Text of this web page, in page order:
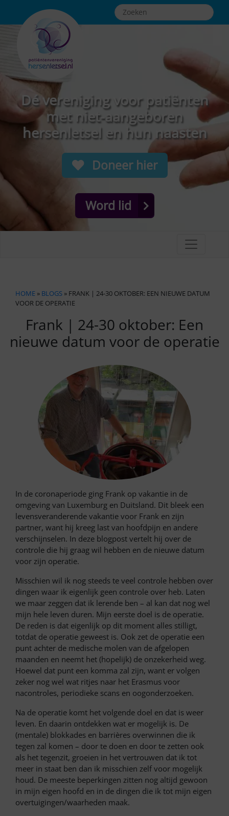
Dé vereniging voor patiënten
met niet-aangeboren
hersenletsel en hun naasten
Doneer hier
Word lid
HOME » BLOGS » FRANK | 24-30 OKTOBER: EEN NIEUWE DATUM
VOOR DE OPERATIE
Frank | 24-30 oktober: Een
nieuwe datum voor de operatie
In de coronaperiode ging Frank op vakantie in de
omgeving van Luxemburg en Duitsland. Dit bleek een
levensveranderende vakantie voor Frank en zijn
partner, want hij kreeg last van hoofdpijn en andere
verschijnselen. In deze blogpost vertelt hij over de
controle die hij graag wil hebben en de nieuwe datum
voor zijn operatie.
Misschien wil ik nog steeds te veel controle hebben over
dingen waar ik eigenlijk geen controle over heb. Laten
we maar zeggen dat ik lerende ben – al kan dat nog wel
mijn hele leven duren. Mijn eerste doel is de operatie.
De reden is dat eigenlijk op dit moment alles stilligt,
totdat de operatie geweest is. Ook zet de operatie een
punt achter de medische molen van de afgelopen
maanden en neemt het (hopelijk) de onzekerheid weg.
Hoewel dat punt een komma zal zijn, want er volgen
zeker nog wel wat ritjes naar het Erasmus voor
nacontroles, periodieke scans en oogonderzoeken.
Na de operatie komt het volgende doel en dat is weer
leven. En daarin ontdekken wat er mogelijk is. De
(mentale) blokkades en barrières overwinnen die ik
tegen zal komen – door te doen en door te zetten ook
als het tegenzit, groeien in het vertrouwen dat ik tot
meer in staat ben dan ik misschien zelf voor mogelijk
houd. De meeste beperkingen zitten nog altijd gewoon
in mijn eigen hoofd en in de dingen die ik tot mijn eigen
overtuigingen/waarheden maak.